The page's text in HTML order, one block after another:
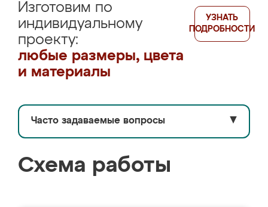
Изготовим по
индивидуальному
проекту:
любые размеры, цвета
и материалы
УЗНАТЬ
ПОДРОБНОСТИ
Часто задаваемые вопросы ▼
Схема работы